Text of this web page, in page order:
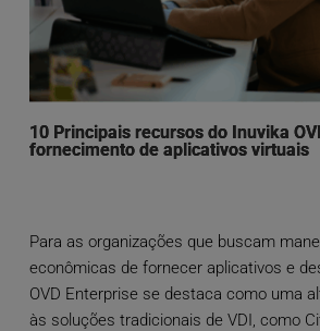
10 Principais recursos do Inuvika
fornecimento de aplicativos virtuais
Para as organizações que buscam
econômicas de fornecer aplicativos e
OVD Enterprise se destaca como uma
às soluções tradicionais de VDI, como